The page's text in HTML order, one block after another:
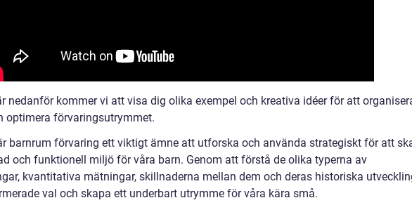
nedanför kommer vi att visa dig olika exempel och kreativa idéer för att
optimera förvaringsutrymmet.
barnrum förvaring ett viktigt ämne att utforska och använda strategiskt för att
och funktionell miljö för våra barn. Genom att förstå de olika typerna av
kvantitativa mätningar, skillnaderna mellan dem och deras historiska
val och skapa ett underbart utrymme för våra kära små.